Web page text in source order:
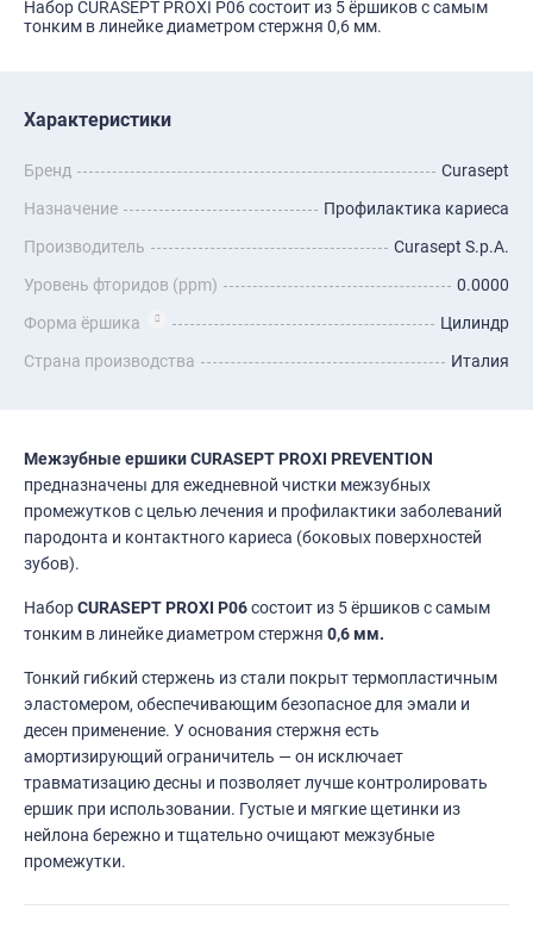
Набор CURASEPT PROXI P06 состоит из 5 ёршиков с самым
тонким в линейке диаметром стержня 0,6 мм.
Характеристики
Бренд
Curasept
Назначение
Профилактика кариеса
Производитель
Curasept S.p.A.
Уровень фторидов (ppm)
0.0000
Форма ёршика
Цилиндр
Страна производства
Италия
Межзубные ершики CURASEPT PROXI PREVENTION
предназначены для ежедневной чистки межзубных
промежутков с целью лечения и профилактики заболеваний
пародонта и контактного кариеса (боковых поверхностей
зубов).
НаборCURASEPT PROXI P06состоит из 5 ёршиков с самым
тонким в линейке диаметром стержня 0,6 мм.
Тонкий гибкий стержень из стали покрыт термопластичным
эластомером, обеспечивающим безопасное для эмали и
десен применение. У основания стержня есть
амортизирующий ограничитель — он исключает
травматизацию десны и позволяет лучше контролировать
ершик при использовании. Густые и мягкие щетинки из
нейлона бережно и тщательно очищают межзубные
промежутки.